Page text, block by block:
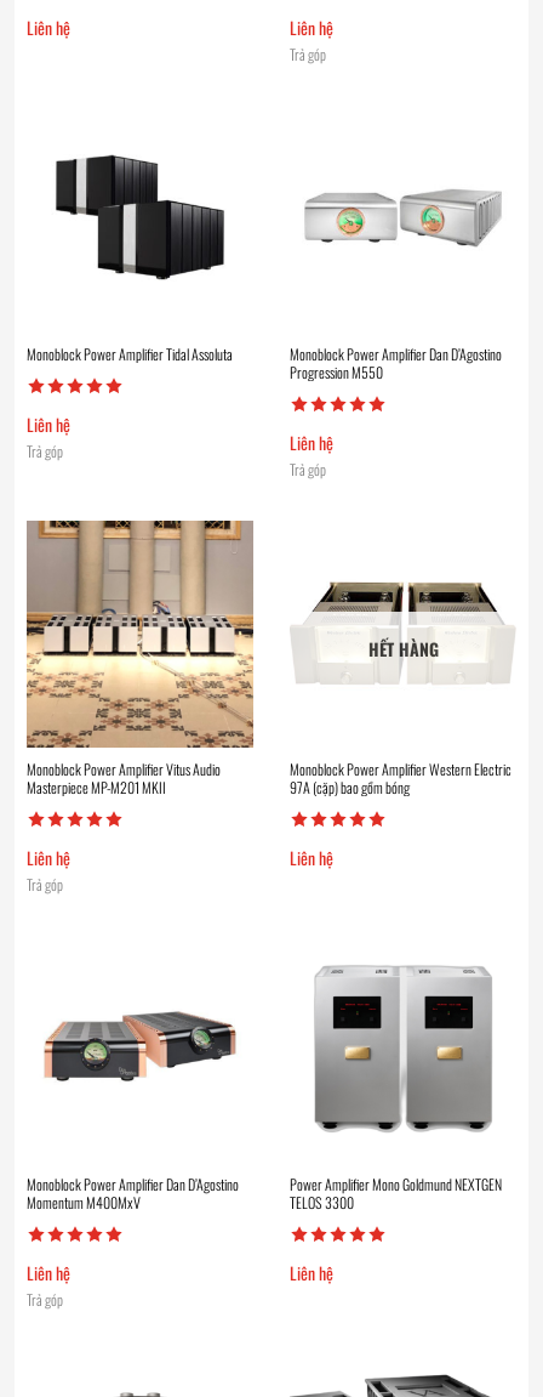
Liên hệ Liên hệ
Trả góp
Monoblock Power Amplifier Tidal Assoluta
Liên hệ
Trả góp
Monoblock Power Amplifier Dan D’Agostino
Progression M550
Liên hệ
Trả góp
Monoblock Power Amplifier Vitus Audio
Masterpiece MP-M201 MKII
Liên hệ
Trả góp
HẾT HÀNG
Monoblock Power Amplifier Western Electric
97A (cặp) bao gồm bóng
Liên hệ
Monoblock Power Amplifier Dan D’Agostino
Momentum M400MxV
Liên hệ
Trả góp
Power Amplifier Mono Goldmund NEXTGEN
TELOS 3300
Liên hệ